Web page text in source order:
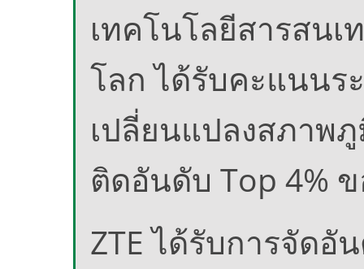
เทคโนโลยีสารสน
โลก ได้รับคะแนนร
เปลี่ยนแปลงสภาพภู
ติดอันดับ Top 4%
ZTE ได้รับการจัดอั